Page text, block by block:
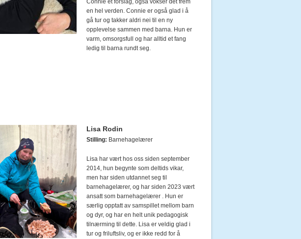
Connie et forslag, også vokser det frem
en hel verden. Connie er også glad i å
gå tur og takker aldri nei til en ny
opplevelse sammen med barna. Hun er
varm, omsorgsfull og har alltid et fang
ledig til barna rundt seg.
Lisa Rodin
Stilling: Barnehagelærer
Lisa har vært hos oss siden september
2014, hun begynte som deltids vikar,
men har siden utdannet seg til
barnehagelærer, og har siden 2023 vært
ansatt som barnehagelærer . Hun er
særlig opptatt av samspillet mellom barn
og dyr, og har en helt unik pedagogisk
tilnærming til dette. Lisa er veldig glad i
tur og friluftsliv, og er ikke redd for å